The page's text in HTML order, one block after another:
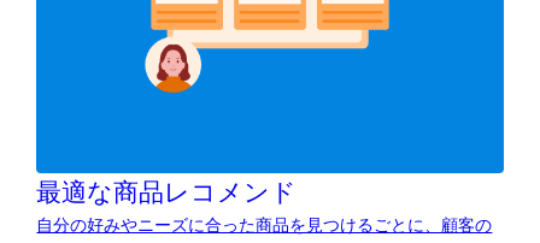
最適な商品レコメンド
自分の好みやニーズに合った商品を見つけるごとに、顧客の